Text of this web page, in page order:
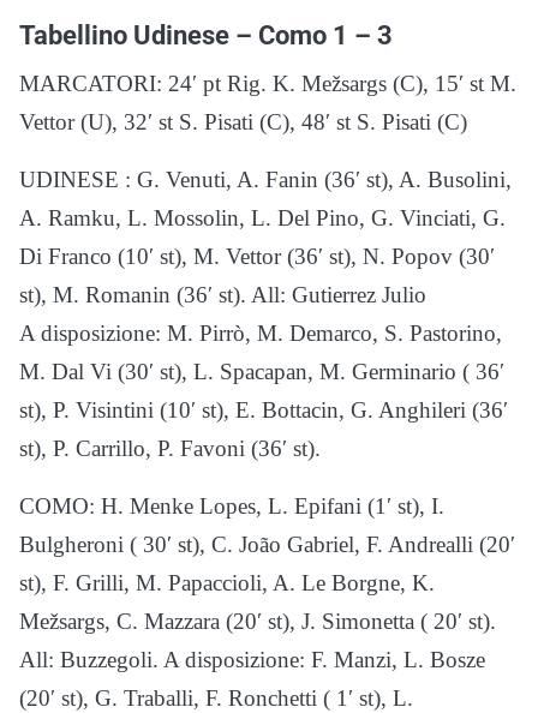
Tabellino Udinese – Como 1 – 3
MARCATORI: 24′ pt Rig. K. Mežsargs (C), 15′ st M.
Vettor (U), 32′ st S. Pisati (C), 48′ st S. Pisati (C)
UDINESE : G. Venuti, A. Fanin (36′ st), A. Busolini,
A. Ramku, L. Mossolin, L. Del Pino, G. Vinciati, G.
Di Franco (10′ st), M. Vettor (36′ st), N. Popov (30′
st), M. Romanin (36′ st). All: Gutierrez Julio
A disposizione: M. Pirrò, M. Demarco, S. Pastorino,
M. Dal Vi (30′ st), L. Spacapan, M. Germinario ( 36′
st), P. Visintini (10′ st), E. Bottacin, G. Anghileri (36′
st), P. Carrillo, P. Favoni (36′ st).
COMO: H. Menke Lopes, L. Epifani (1′ st), I.
Bulgheroni ( 30′ st), C. João Gabriel, F. Andrealli (20′
st), F. Grilli, M. Papaccioli, A. Le Borgne, K.
Mežsargs, C. Mazzara (20′ st), J. Simonetta ( 20′ st).
All: Buzzegoli. A disposizione: F. Manzi, L. Bosze
(20′ st), G. Traballi, F. Ronchetti ( 1′ st), L.